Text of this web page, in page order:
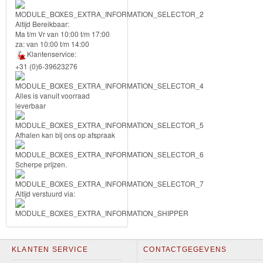
Forever
Friends
Spiderman
Disney
princess
Angry
Birds
Batman
Goede
dinosaurus
Dora
Altijd Bereikbaar:
Ma t/m Vr van 10:00 t/m 17:00
za: van 10:00 t/m 14:00
Klantenservice:
+31 (0)6-39623276
Alles is vanuit voorraad
leverbaar
Afhalen kan bij ons op afspraak
Scherpe prijzen.
Altijd verstuurd via:
KLANTEN SERVICE CONTACTGEGEVENS